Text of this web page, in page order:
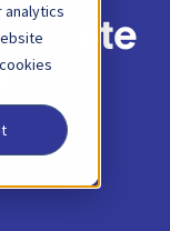
skjulte